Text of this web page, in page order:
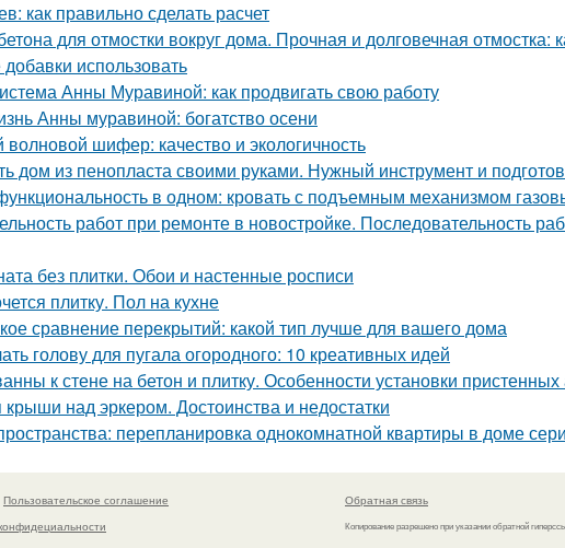
как правильно сделать расчет
для отмостки вокруг дома. Прочная и долговечная отмостка:
использовать
Анны Муравиной: как продвигать свою работу
Анны муравиной: богатство осени
волновой шифер: качество и экологичность
дом из пенопласта своими руками. Нужный инструмент и
в одном: кровать с подъемным механизмом
работ при ремонте в новостройке. Последовательность
без плитки. Обои и настенные росписи
плитку. Пол на кухне
сравнение перекрытий: какой тип лучше для вашего дома
голову для пугала огородного: 10 креативных идей
к стене на бетон и плитку. Особенности установки
крыши над эркером. Достоинства и недостатки
перепланировка однокомнатной квартиры в доме
Пользовательское соглашение
Обратная связь
Копирование разрешено при указании обратной